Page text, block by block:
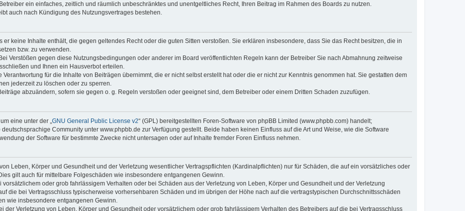
ein einfaches, zeitlich und räumlich unbeschränktes und unentgeltliches Recht, Ihren Beitrag im Rahmen des Boards zu nutzen.
auch nach Kündigung des Nutzungsvertrages bestehen.
keine Inhalte enthält, die gegen geltendes Recht oder die guten Sitten verstoßen. Sie erklären insbesondere, dass Sie das Recht besitzen, die in
bzw. zu verwenden.
Verstößen gegen diese Nutzungsbedingungen oder anderer im Board veröffentlichten Regeln kann der Betreiber Sie nach Abmahnung zeitweise
und Ihnen ein Hausverbot erteilen.
für die Inhalte von Beiträgen übernimmt, die er nicht selbst erstellt hat oder die er nicht zur Kenntnis genommen hat. Sie gestatten dem
jederzeit zu löschen oder zu sperren.
abzuändern, sofern sie gegen o. g. Regeln verstoßen oder geeignet sind, dem Betreiber oder einem Dritten Schaden zuzufügen.
eine unter der „ GNU General Public License v2“ (GPL) bereitgestellten Foren-Software von phpBB Limited (www.phpbb.com) handelt;
Community unter www.phpbb.de zur Verfügung gestellt. Beide haben keinen Einfluss auf die Art und Weise, wie die Software
der Software für bestimmte Zwecke nicht untersagen oder auf Inhalte fremder Foren Einfluss nehmen.
Leben, Körper und Gesundheit und der Verletzung wesentlicher Vertragspflichten (Kardinalpflichten) nur für Schäden, die auf ein vorsätzliches oder
gilt auch für mittelbare Folgeschäden wie insbesondere entgangenen Gewinn.
oder grob fahrlässigem Verhalten oder bei Schäden aus der Verletzung von Leben, Körper und Gesundheit und der Verletzung
die bei Vertragsschluss typischerweise vorhersehbaren Schäden und im übrigen der Höhe nach auf die vertragstypischen Durchschnittsschäden
wie insbesondere entgangenen Gewinn.
der Verletzung von Leben, Körper und Gesundheit oder vorsätzlichem oder grob fahrlässigem Verhalten des Betreibers auf die bei Vertragsschluss